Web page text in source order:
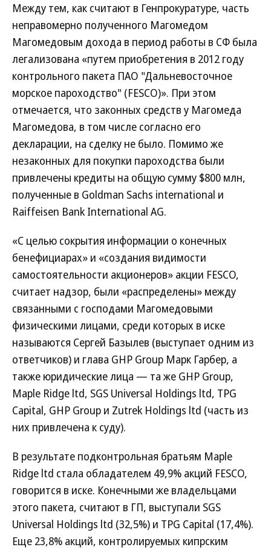
Между тем, как считают в Генпрокуратуре, часть
неправомерно полученного Магомедом
Магомедовым дохода в период работы в СФ была
легализована «путем приобретения в 2012 году
контрольного пакета ПАО "Дальневосточное
морское пароходство" (FESCO)». При этом
отмечается, что законных средств у Магомеда
Магомедова, в том числе согласно его
декларации, на сделку не было. Помимо же
незаконных для покупки пароходства были
привлечены кредиты на общую сумму $800 млн,
полученные в Goldman Sachs international и
Raiffeisen Bank International AG.
«С целью сокрытия информации о конечных
бенефициарах» и «создания видимости
самостоятельности акционеров» акции FESCO,
считает надзор, были «распределены» между
связанными с господами Магомедовыми
физическими лицами, среди которых в иске
называются Сергей Базылев (выступает одним из
ответчиков) и глава GHP Group Марк Гарбер, а
также юридические лица — та же GHP Group,
Maple Ridge ltd, SGS Universal Holdings ltd, TPG
Capital, GHP Group и Zutrek Holdings ltd (часть из
них привлечена к суду).
В результате подконтрольная братьям Maple
Ridge ltd стала обладателем 49,9% акций FESCO,
говорится в иске. Конечными же владельцами
этого пакета, считают в ГП, выступали SGS
Universal Holdings ltd (32,5%) и TPG Capital (17,4%).
Еще 23,8% акций, контролируемых кипрским